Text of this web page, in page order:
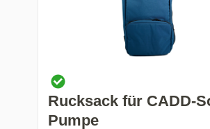
Rucksack für CADD-
Pumpe